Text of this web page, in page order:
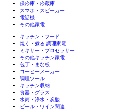
保冷庫・冷蔵庫
スマホ・スピーカー
電話機
その他家電
キッチン・フード
焼く・煮る 調理家電
ミキサー・プロセッサー
その他キッチン家電
包丁・まな板
コーヒーメーカー
調理ツール
キッチン収納
食器・グラス
水筒・浄水・炭酸
ビール・ワイン関連